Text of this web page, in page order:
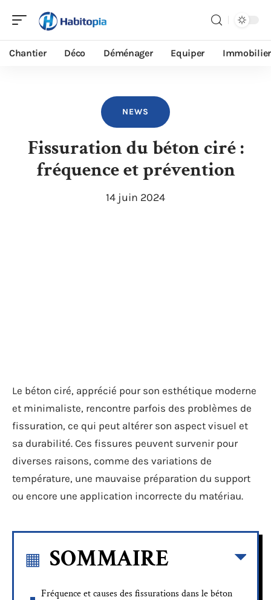
Chantier Déco Déménager Equiper Immobilier
NEWS
Fissuration du béton ciré :
fréquence et prévention
14 juin 2024
Le béton ciré, apprécié pour son esthétique moderne
et minimaliste, rencontre parfois des problèmes de
fissuration, ce qui peut altérer son aspect visuel et
sa durabilité. Ces fissures peuvent survenir pour
diverses raisons, comme des variations de
température, une mauvaise préparation du support
ou encore une application incorrecte du matériau.
SOMMAIRE
Fréquence et causes des fissurations dans le béton